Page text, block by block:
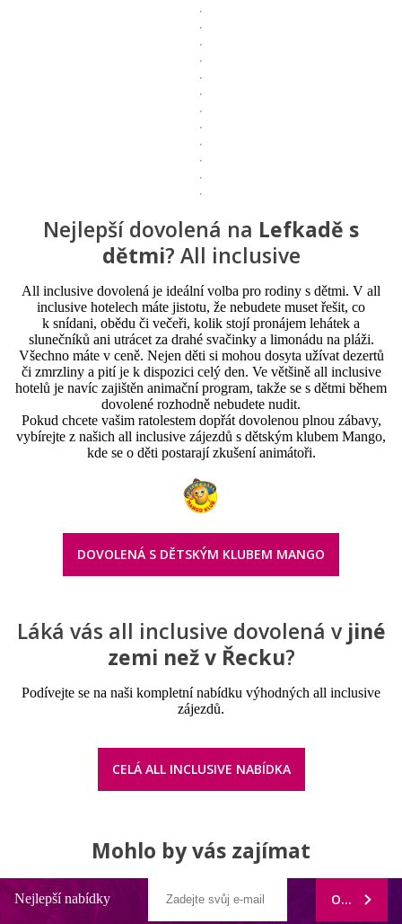
Nejlepší dovolená na Lefkadě s
dětmi? All inclusive
All inclusive dovolená je ideální volba pro rodiny s dětmi. V all
inclusive hotelech máte jistotu, že nebudete muset řešit, co
k snídani, obědu či večeři, kolik stojí pronájem lehátek a
slunečníků ani utrácet za drahé svačinky a limonádu na pláži.
Všechno máte v ceně. Nejen děti si mohou dosyta užívat dezertů
či zmrzliny a pití je k dispozici celý den. Ve většině all inclusive
hotelů je navíc zajištěn animační program, takže se s dětmi během
dovolené rozhodně nebudete nudit.
Pokud chcete vašim ratolestem dopřát dovolenou plnou zábavy,
vybírejte z našich all inclusive zájezdů s dětským klubem Mango,
kde se o děti postarají zkušení animátoři.
DOVOLENÁ S DĚTSKÝM KLUBEM MANGO
Láká vás all inclusive dovolená vjiné
zemi než v Řecku?
Podívejte se na naši kompletní nabídku výhodných all inclusive
zájezdů.
CELÁ ALL INCLUSIVE NABÍDKA
Mohlo by vás zajímat
Nejlepší nabídky ODEBÍRAT